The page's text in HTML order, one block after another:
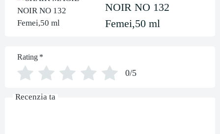
NOIR NO 132
Femei,50 ml
Rating *
0/5
Recenzia ta